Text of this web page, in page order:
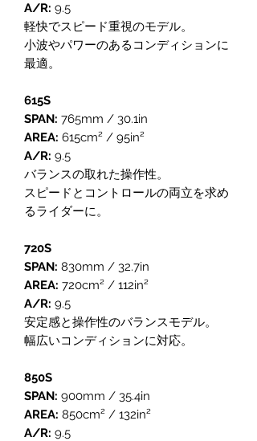
A/R: 9.5
軽快でスピード重視のモデル。
小波やパワーのあるコンディションに
最適。
615S
SPAN: 765mm / 30.1in
AREA: 615cm² / 95in²
A/R: 9.5
バランスの取れた操作性。
スピードとコントロールの両立を求め
るライダーに。
720S
SPAN: 830mm / 32.7in
AREA: 720cm² / 112in²
A/R: 9.5
安定感と操作性のバランスモデル。
幅広いコンディションに対応。
850S
SPAN: 900mm / 35.4in
AREA: 850cm² / 132in²
A/R: 9.5